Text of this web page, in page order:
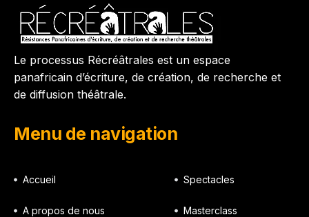
Le processus Récréâtrales est un espace
panafricain d’écriture, de création, de recherche et
de diffusion théâtrale.
Menu de navigation
Accueil
A propos de nous
Spectacles
Masterclass